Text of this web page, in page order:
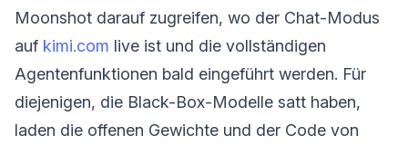
Moonshot darauf zugreifen, wo der Chat-Modus
auf kimi.com live ist und die vollständigen
Agentenfunktionen bald eingeführt werden. Für
diejenigen, die Black-Box-Modelle satt haben,
laden die offenen Gewichte und der Code von